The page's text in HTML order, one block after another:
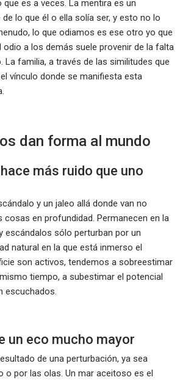
que es a veces. La mentira es un
lo que él o ella solía ser, y esto no lo
lo que odiamos es ese otro yo que
odio a los demás suele provenir de la falta
La familia, a través de las similitudes que
vínculo donde se manifiesta esta
dan forma al mundo
más ruido que uno
y un jaleo allá donde van no
cosas en profundidad. Permanecen en la
escándalos sólo perturban por un
natural en la que está inmerso el
son activos, tendemos a sobreestimar
tiempo, a subestimar el potencial
escuchados.
un eco mucho mayor
de una perturbación, ya sea
o por las olas. Un mar aceitoso es el